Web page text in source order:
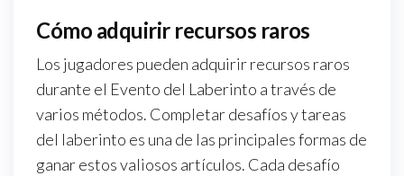
Cómo adquirir recursos raros
Los jugadores pueden adquirir recursos raros
durante el Evento del Laberinto a través de
varios métodos. Completar desafíos y tareas
del laberinto es una de las principales formas de
ganar estos valiosos artículos. Cada desafío